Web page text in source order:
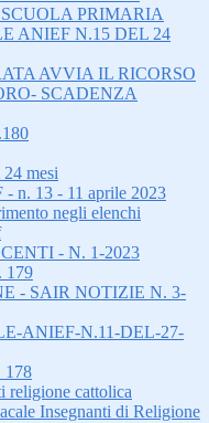
PRIMARIA
ANIEF N.15 DEL 24
AVVIA IL RICORSO
SCADENZA
mesi
- n. 13 - 11 aprile 2023
negli elenchi
- N. 1-2023
179
- SAIR NOTIZIE N. 3-
ANIEF-N.11-DEL-27-
178
religione cattolica
Insegnanti di Religione